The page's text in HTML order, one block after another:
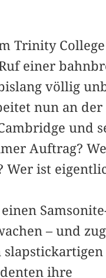
Trinity College
einer
völlig
nun an
und
Auftrag?
Wer ist
– und
ihre